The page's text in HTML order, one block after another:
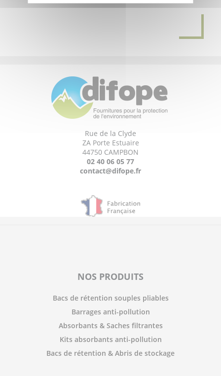
Rue de la Clyde
ZA Porte Estuaire
44750 CAMPBON
02 40 06 05 77
contact@difope.fr
NOS PRODUITS
Bacs de rétention souples pliables
Barrages anti-pollution
Absorbants & Saches filtrantes
Kits absorbants anti-pollution
Bacs de rétention & Abris de stockage